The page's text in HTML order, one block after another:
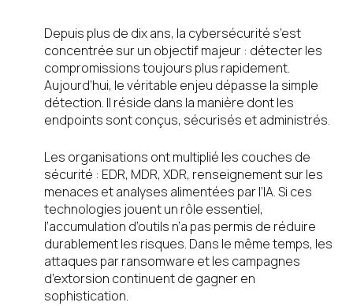
Depuis plus de dix ans, la cybersécurité s’est
concentrée sur un objectif majeur : détecter les
compromissions toujours plus rapidement.
Aujourd’hui, le véritable enjeu dépasse la simple
détection. Il réside dans la manière dont les
endpoints sont conçus, sécurisés et administrés.
Les organisations ont multiplié les couches de
sécurité : EDR, MDR, XDR, renseignement sur les
menaces et analyses alimentées par l’IA. Si ces
technologies jouent un rôle essentiel,
l’accumulation d’outils n’a pas permis de réduire
durablement les risques. Dans le même temps, les
attaques par ransomware et les campagnes
d’extorsion continuent de gagner en
sophistication.